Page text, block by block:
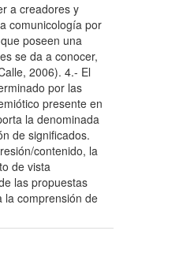
a creadores y
comunicología por
poseen una
se da a conocer,
2006). 4.- El
por las
presente en
la denominada
de significados.
contenido, la
de vista
las propuestas
la comprensión de